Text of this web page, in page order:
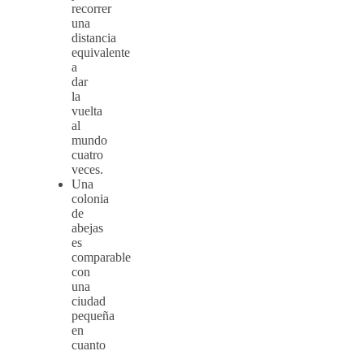
recorrer
una
distancia
equivalente
a
dar
la
vuelta
al
mundo
cuatro
veces.
Una
colonia
de
abejas
es
comparable
con
una
ciudad
pequeña
en
cuanto